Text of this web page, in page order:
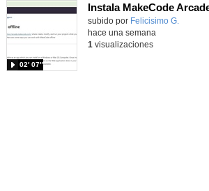
Contenido educativo.
subido por Felicisimo G.
02′ 07″
hace una semana
1 visualizaciones